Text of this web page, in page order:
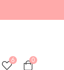
6 0